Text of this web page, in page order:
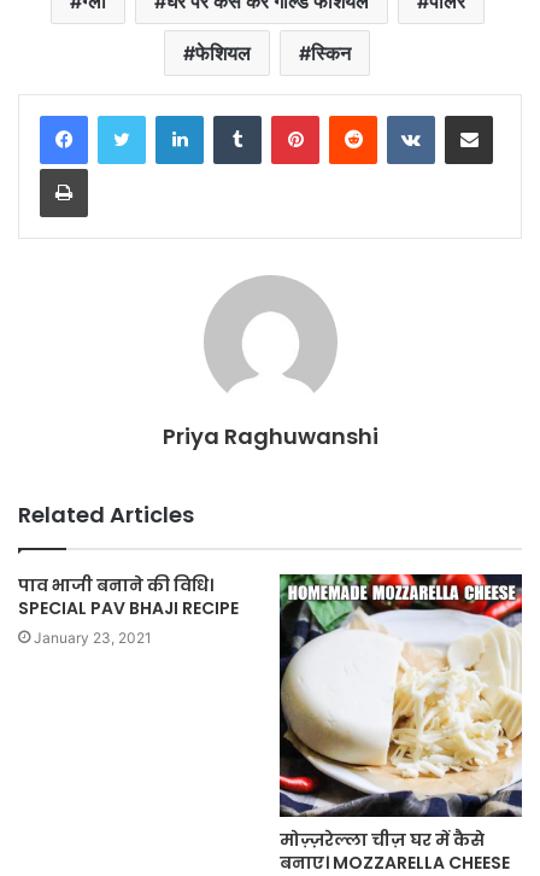
फेशियल स्किन
LinkedInTumblr PinterestReddit VKontakteShare via Email
Print
Priya Raghuwanshi
Related Articles
पाव भाजी बनाने की विधि।
SPECIAL PAV BHAJI RECIPE
January 23, 2021
मोज़्ज़रेल्ला चीज़ घर में कैसे
बनाए। MOZZARELLA CHEESE